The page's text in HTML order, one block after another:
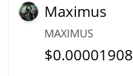
Maximus
MAXIMUS
$0.00001908